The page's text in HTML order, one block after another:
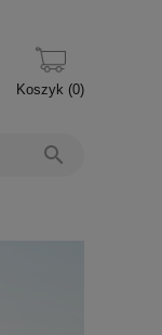
Koszyk (0)